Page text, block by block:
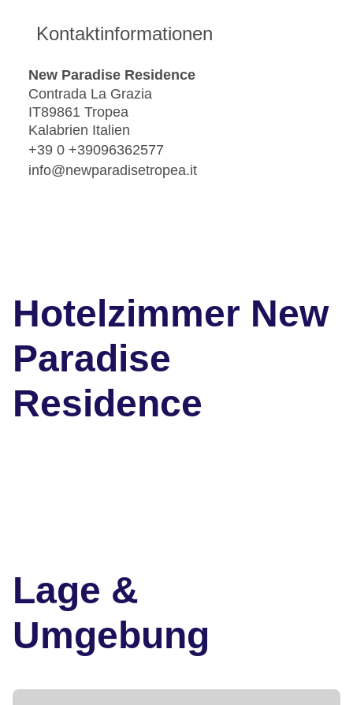
Kontaktinformationen
New Paradise Residence
Contrada La Grazia
IT89861 Tropea
Kalabrien Italien
+39 0 +39096362577
info@newparadisetropea.it
Hotelzimmer New
Paradise
Residence
Lage &
Umgebung